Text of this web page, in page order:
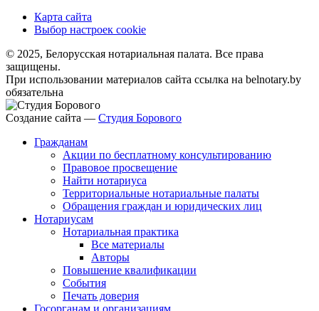
Карта сайта
Выбор настроек cookie
© 2025, Белорусская нотариальная палата. Все права
защищены.
При использовании материалов сайта ссылка на belnotary.by
обязательна
Создание сайта — Студия Борового
Гражданам
Акции по бесплатному консультированию
Правовое просвещение
Найти нотариуса
Территориальные нотариальные палаты
Обращения граждан и юридических лиц
Нотариусам
Нотариальная практика
Все материалы
Авторы
Повышение квалификации
События
Печать доверия